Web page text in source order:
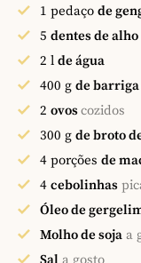
1 pedaço de
5 dentes de alho
2 l de água
400 g de
2 ovoscozidos
300 g de broto
4 porções de
4 cebolinhas
Óleo de
Molho de soja a